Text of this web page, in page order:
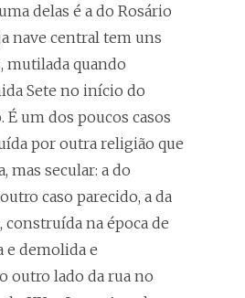
delas é a do Rosário
nave central tem uns
mutilada quando
Sete no início do
É um dos poucos casos
por outra religião que
mas secular: a do
caso parecido, a da
construída na época de
e demolida e
outro lado da rua no